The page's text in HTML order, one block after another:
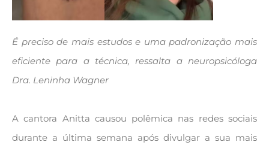
É preciso de mais estudos e uma padronização mais
eficiente para a técnica, ressalta a neuropsicóloga
Dra. Leninha Wagner
A cantora Anitta causou polêmica nas redes sociais
durante a última semana após divulgar a sua mais